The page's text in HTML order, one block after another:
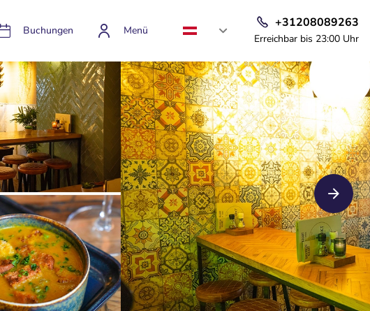
Buchungen Menü
+31208089263
Erreichbar bis 23:00 Uhr